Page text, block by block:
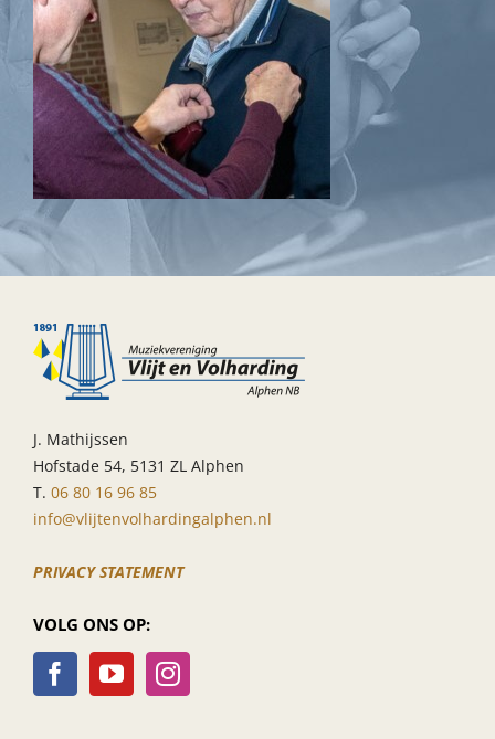
J. Mathijssen
Hofstade 54, 5131 ZL Alphen
T. 06 80 16 96 85
info@vlijtenvolhardingalphen.nl
PRIVACY STATEMENT
VOLG ONS OP: